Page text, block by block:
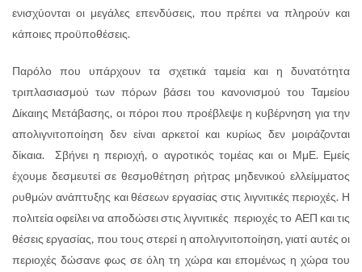
ενισχύονται οι μεγάλες επενδύσεις, που πρέπει να πληρούν και
κάποιες προϋποθέσεις.
Παρόλο που υπάρχουν τα σχετικά ταμεία και η δυνατότητα
τριπλασιασμού των πόρων βάσει του κανονισμού του Ταμείου
Δίκαιης Μετάβασης, οι πόροι που προέβλεψε η κυβέρνηση για την
απολιγνιτοποίηση δεν είναι αρκετοί και κυρίως δεν μοιράζονται
δίκαια. Σβήνει η περιοχή, ο αγροτικός τομέας και οι ΜμΕ. Εμείς
έχουμε δεσμευτεί σε θεσμοθέτηση ρήτρας μηδενικού ελλείμματος
ρυθμών ανάπτυξης και θέσεων εργασίας στις λιγνιτικές περιοχές. Η
πολιτεία οφείλει να αποδώσει στις λιγνιτικές περιοχές το ΑΕΠ και τις
θέσεις εργασίας, που τους στερεί η απολιγνιτοποίηση, γιατί αυτές οι
περιοχές δώσανε φως σε όλη τη χώρα και επομένως η χώρα του